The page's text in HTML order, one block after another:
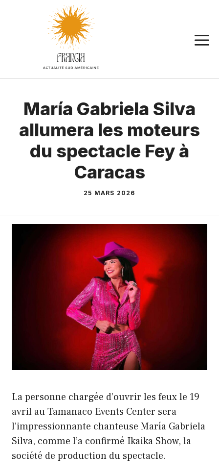
María Gabriela Silva
allumera les moteurs
du spectacle Fey à
Caracas
25 MARS 2026
La personne chargée d’ouvrir les feux le 19
avril au Tamanaco Events Center sera
l’impressionnante chanteuse María Gabriela
Silva, comme l’a confirmé Ikaika Show, la
société de production du spectacle.